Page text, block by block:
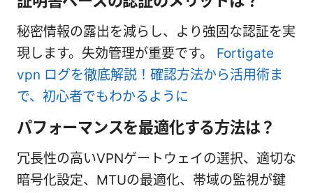
秘密情報の露出を減らし、より強固な認証を実
現します。失効管理が重要です。 Fortigate
vpn ログを徹底解説！確認方法から活用術ま
で、初心者でもわかるように
パフォーマンスを最適化する方法は？
冗長性の高いVPNゲートウェイの選択、適切な
暗号化設定、MTUの最適化、帯域の監視が鍵